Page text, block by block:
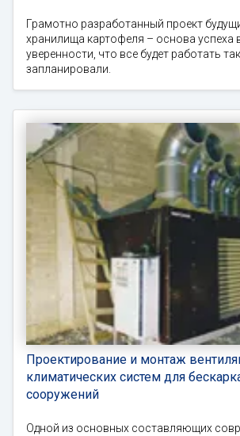
Грамотно разработанный проект
хранилища картофеля – основа успеха
уверенности, что все будет работать
запланировали.
Проектирование и монтаж
климатических систем для
сооружений
Одной из основных составляющих